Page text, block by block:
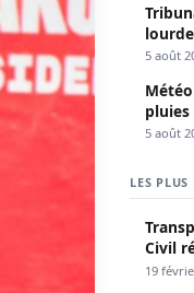
chef
5 août
pluies
pays
5 août
LES PLUS
Civil
19